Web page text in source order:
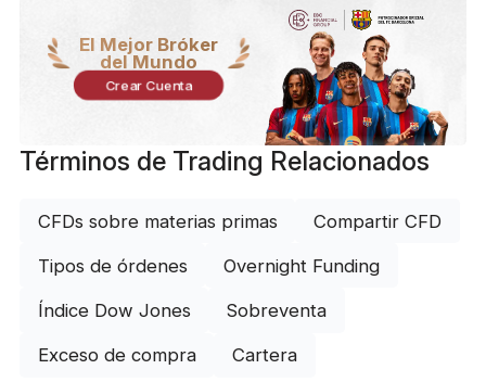
El Mejor Bróker
del Mundo
Crear Cuenta
Términos de Trading Relacionados
CFDs sobre materias primas Compartir CFD
Tipos de órdenes Overnight Funding
Índice Dow Jones Sobreventa
Exceso de compra Cartera